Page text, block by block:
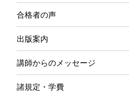
合格者の声
出版案内
講師からのメッセージ
諸規定・学費